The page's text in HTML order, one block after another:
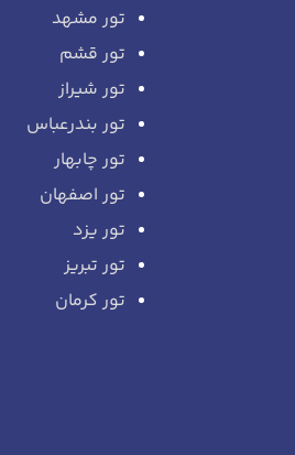
تور مشهد
تور قشم
تور شیراز
تور بندرعباس
تور چابهار
تور اصفهان
تور یزد
تور تبریز
تور کرمان